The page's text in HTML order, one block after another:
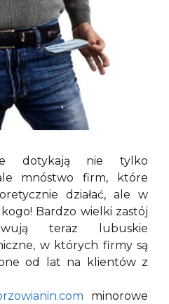
dotykają nie tylko
mnóstwo firm, które
działać, ale w
Bardzo wielki zastój
teraz lubuskie
w których firmy są
od lat na klientów z
minorowe